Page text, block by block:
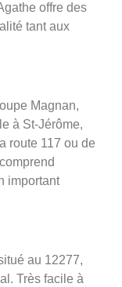
offre des
tant aux
Magnan,
à St-Jérôme,
route 117 ou de
important
au 12277,
Très facile à